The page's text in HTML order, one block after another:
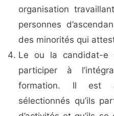
organisation
personnes
des minorités qui
Le ou la candidat-e
participer à
formation. Il est
sélectionnés qu’ils